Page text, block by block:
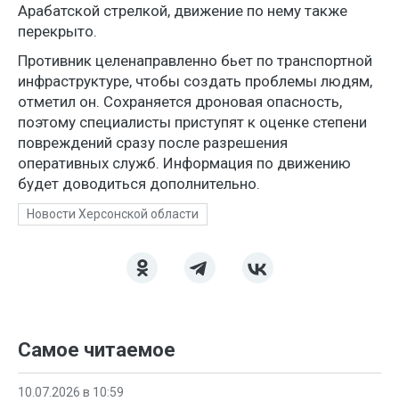
Арабатской стрелкой, движение по нему также
перекрыто.
Противник целенаправленно бьет по транспортной
инфраструктуре, чтобы создать проблемы людям,
отметил он. Сохраняется дроновая опасность,
поэтому специалисты приступят к оценке степени
повреждений сразу после разрешения
оперативных служб. Информация по движению
будет доводиться дополнительно.
Новости Херсонской области
Самое читаемое
10.07.2026 в 10:59